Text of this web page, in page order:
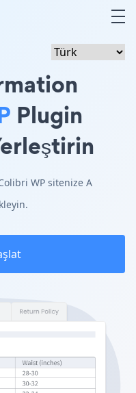
Plugin
WP sitenize A